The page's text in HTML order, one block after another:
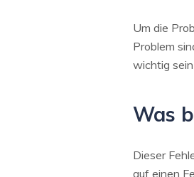
Um die
Problem
wichtig
Was
Dieser
auf einen